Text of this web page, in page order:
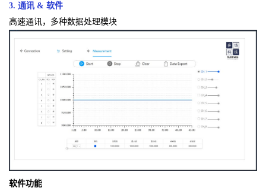
3. 通讯 & 软件
高速通讯，多种数据处理模块
软件功能